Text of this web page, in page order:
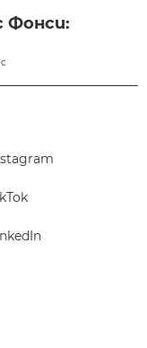
Фонси: